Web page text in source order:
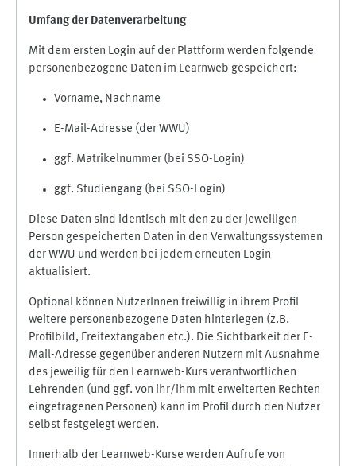
Umfang der Datenverarbeitung
Mit dem ersten Login auf der Plattform werden folgende
personenbezogene Daten im Learnweb gespeichert:
Vorname, Nachname
E-Mail-Adresse (der WWU)
ggf. Matrikelnummer (bei SSO-Login)
ggf. Studiengang (bei SSO-Login)
Diese Daten sind identisch mit den zu der jeweiligen
Person gespeicherten Daten in den Verwaltungssystemen
der WWU und werden bei jedem erneuten Login
aktualisiert.
Optional können NutzerInnen freiwillig in ihrem Profil
weitere personenbezogene Daten hinterlegen (z.B.
Profilbild, Freitextangaben etc.). Die Sichtbarkeit der E-
Mail-Adresse gegenüber anderen Nutzern mit Ausnahme
des jeweilig für den Learnweb-Kurs verantwortlichen
Lehrenden (und ggf. von ihr/ihm mit erweiterten Rechten
eingetragenen Personen) kann im Profil durch den Nutzer
selbst festgelegt werden.
Innerhalb der Learnweb-Kurse werden Aufrufe von